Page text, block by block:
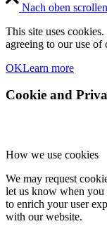
Nach oben scrollen
This site uses
agreeing to our use of
OKLearn more
Cookie and
How we use cookies
We may request
let us know when
to enrich your user
with our website.